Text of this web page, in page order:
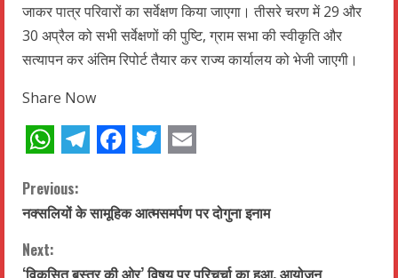
जाकर पात्र परिवारों का सर्वेक्षण किया जाएगा। तीसरे चरण में 29 और
30 अप्रैल को सभी सर्वेक्षणों की पुष्टि, ग्राम सभा की स्वीकृति और
सत्यापन कर अंतिम रिपोर्ट तैयार कर राज्य कार्यालय को भेजी जाएगी।
Share Now
C
o
n
Previous:
नक्सलियों के सामूहिक आत्मसमर्पण पर दोगुना इनाम
Next: